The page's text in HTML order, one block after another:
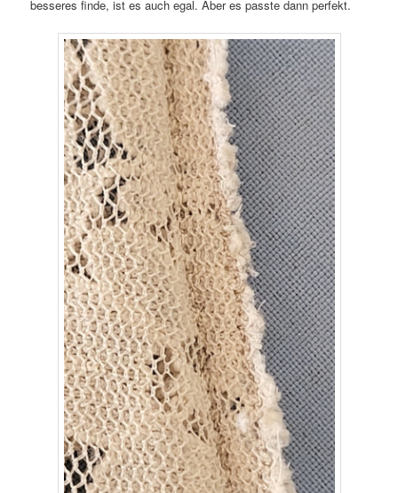
besseres finde, ist es auch egal. Aber es passte dann perfekt.